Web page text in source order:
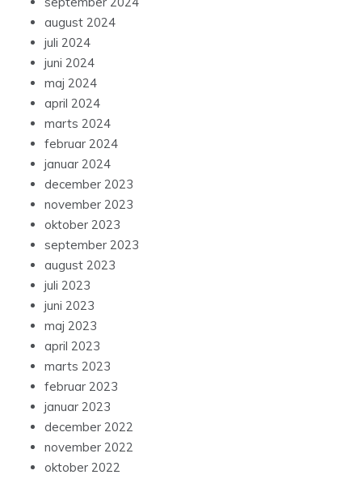
august 2024
juli 2024
juni 2024
maj 2024
april 2024
marts 2024
februar 2024
januar 2024
december 2023
november 2023
oktober 2023
september 2023
august 2023
juli 2023
juni 2023
maj 2023
april 2023
marts 2023
februar 2023
januar 2023
december 2022
november 2022
oktober 2022